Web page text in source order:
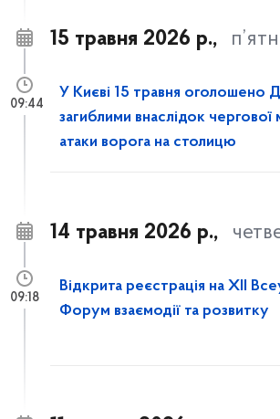
15 травня 2026 р.,
У Києві 15 травня оголошено
загиблими внаслідок чергової
атаки ворога на столицю
09:44
14 травня 2026 р.,
Відкрита реєстрація на XII
Форум взаємодії та розвитку
09:18